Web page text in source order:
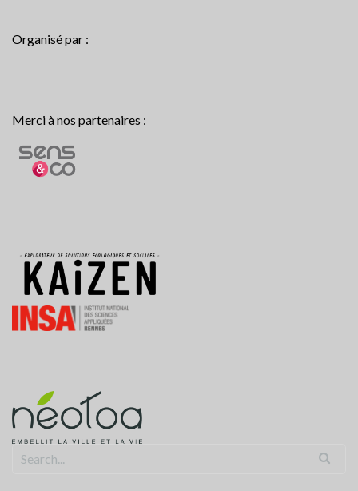
Organisé par :
Merci à nos partenaires :